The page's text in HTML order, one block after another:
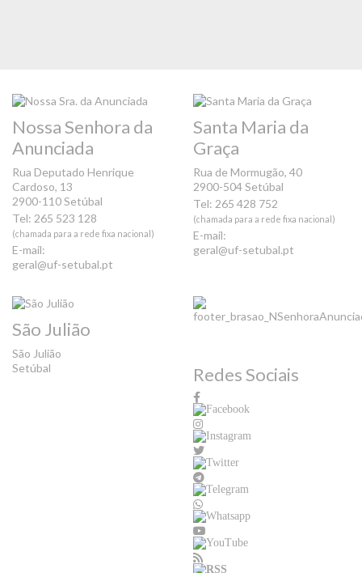
Nossa Senhora da
Anunciada
Rua Deputado Henrique
Cardoso, 13
2900-110 Setúbal
Tel: 265 523 128
(chamada para a rede fixa nacional)
E-mail:
geral@uf-setubal.pt
Santa Maria da
Graça
Rua de Mormugão, 40
2900-504 Setúbal
Tel: 265 428 752
(chamada para a rede fixa nacional)
E-mail:
geral@uf-setubal.pt
São Julião
São Julião
Setúbal
Redes Sociais